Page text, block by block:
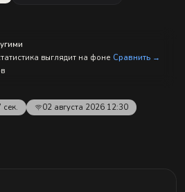
выглядит на фоне Сравнить →
02 августа 2026 12:30